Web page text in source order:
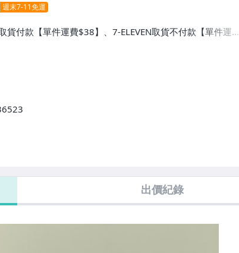
週末7-11免運
貨付款【單件運費$38】、7-ELEVEN取貨不付款【單件運費
/貨運【單件運費$60、消費滿$1000免運費】、郵局掛號
$31、滿10件或消費滿$700免運費】、低溫配送【單件運費
出價紀錄